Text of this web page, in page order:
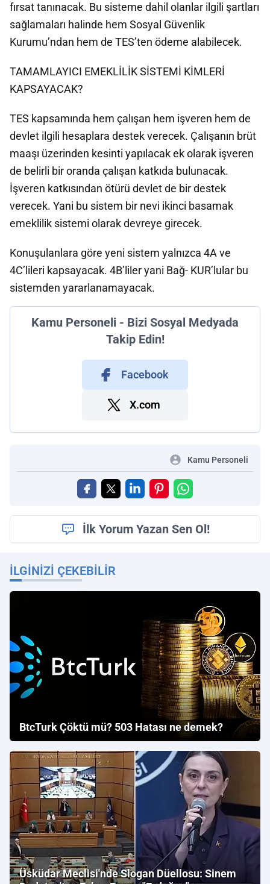
fırsat tanınacak. Bu sisteme dahil olanlar ilgili şartları
sağlamaları halinde hem Sosyal Güvenlik
Kurumu’ndan hem de TES’ten ödeme alabilecek.
TAMAMLAYICI EMEKLİLİK SİSTEMİ KİMLERİ
KAPSAYACAK?
TES kapsamında hem çalışan hem işveren hem de
devlet ilgili hesaplara destek verecek. Çalışanın brüt
maaşı üzerinden kesinti yapılacak ek olarak işveren
de belirli bir oranda çalışan katkıda bulunacak.
İşveren katkısından ötürü devlet de bir destek
verecek. Yani bu sistem bir nevi ikinci basamak
emeklilik sistemi olarak devreye girecek.
Konuşulanlara göre yeni sistem yalnızca 4A ve
4C’lileri kapsayacak. 4B’liler yani Bağ- KUR’lular bu
sistemden yararlanamayacak.
Kamu Personeli - Bizi Sosyal Medyada
Takip Edin!
Facebook
X.com
Kamu Personeli
İlk Yorum Yazan Sen Ol!
İLGINIZI ÇEKEBILIR
BtcTurk Çöktü mü? 503 Hatası ne demek?
Üsküdar Meclisi'nde Slogan Düellosu: Sinem